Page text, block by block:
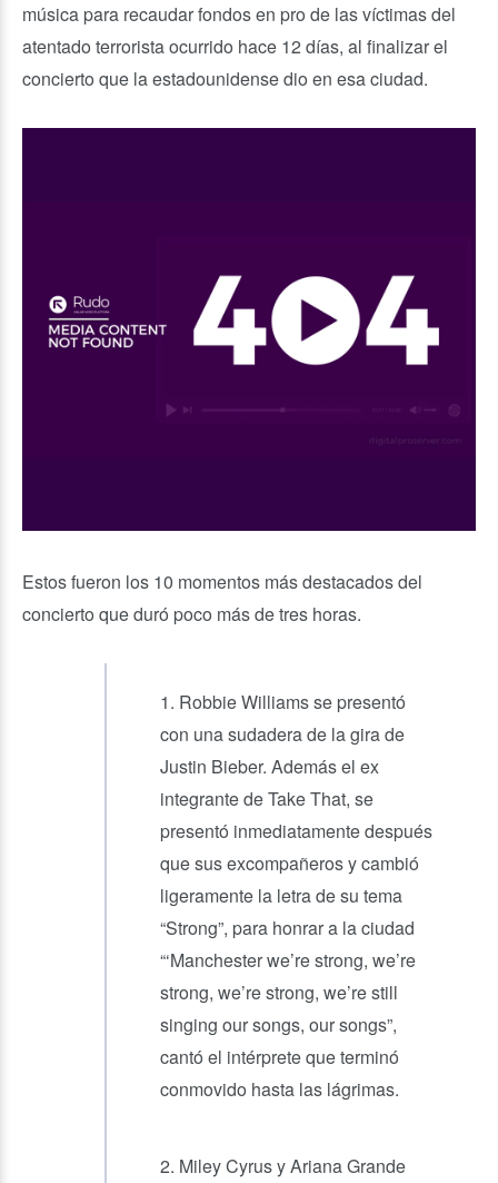
música para recaudar fondos en pro de las víctimas del
atentado terrorista ocurrido hace 12 días, al finalizar el
concierto que la estadounidense dio en esa ciudad.
Estos fueron los 10 momentos más destacados del
concierto que duró poco más de tres horas.
1. Robbie Williams se presentó
con una sudadera de la gira de
Justin Bieber. Además el ex
integrante de Take That, se
presentó inmediatamente después
que sus excompañeros y cambió
ligeramente la letra de su tema
“Strong”, para honrar a la ciudad
“‘Manchester we’re strong, we’re
strong, we’re strong, we’re still
singing our songs, our songs”,
cantó el intérprete que terminó
conmovido hasta las lágrimas.
2. Miley Cyrus y Ariana Grande